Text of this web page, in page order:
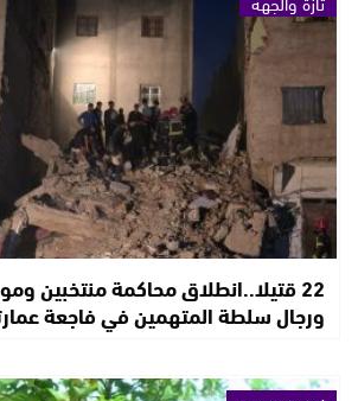
22 قتيلا..انطلاق محاكمة منتخبين
ورجال سلطة المتهمين في فاجعة